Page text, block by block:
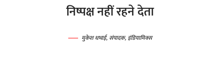
निष्पक्ष नहीं रहने देता
मुकेश धभाई, संपादक, इंडियामिक्स